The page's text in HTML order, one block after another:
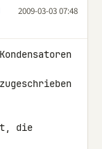
2009-03-03 07:48
die